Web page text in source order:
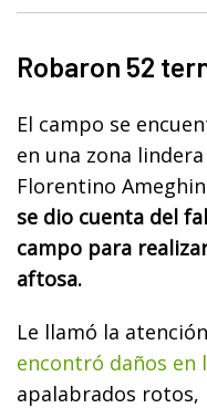
Robaron 52
El campo se
en una zona
Florentino
se dio cuenta del
campo para
aftosa.
Le llamó la
encontró daños
apalabrados rotos,